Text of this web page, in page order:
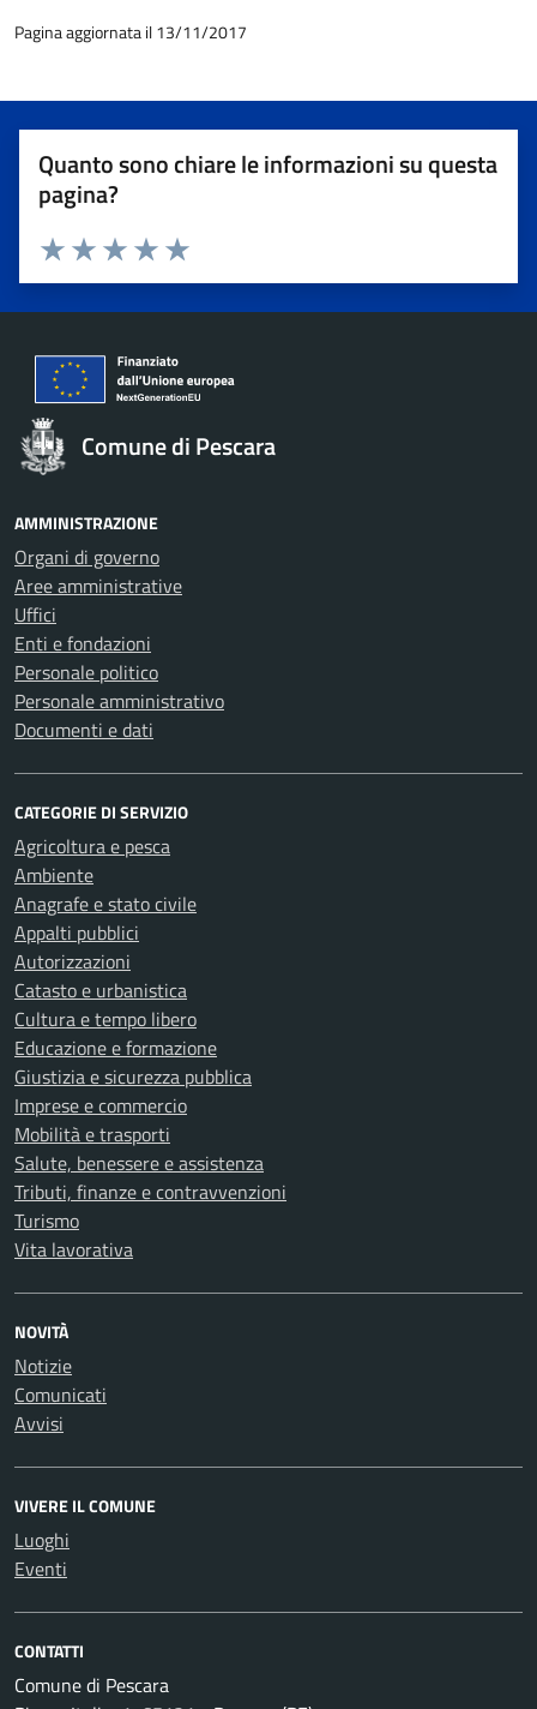
Pagina aggiornata il 13/11/2017
Quanto sono chiare le informazioni su questa
pagina?
Valuta 5 stelle su 5
Valuta 4 stelle su 5
Valuta 3 stelle su 5
Valuta 2 stelle su 5
Valuta 1 stelle su 5
Comune di Pescara
AMMINISTRAZIONE
Organi di governo
Aree amministrative
Uffici
Enti e fondazioni
Personale politico
Personale amministrativo
Documenti e dati
CATEGORIE DI SERVIZIO
Agricoltura e pesca
Ambiente
Anagrafe e stato civile
Appalti pubblici
Autorizzazioni
Catasto e urbanistica
Cultura e tempo libero
Educazione e formazione
Giustizia e sicurezza pubblica
Imprese e commercio
Mobilità e trasporti
Salute, benessere e assistenza
Tributi, finanze e contravvenzioni
Turismo
Vita lavorativa
NOVITÀ
Notizie
Comunicati
Avvisi
VIVERE IL COMUNE
Luoghi
Eventi
CONTATTI
Comune di Pescara